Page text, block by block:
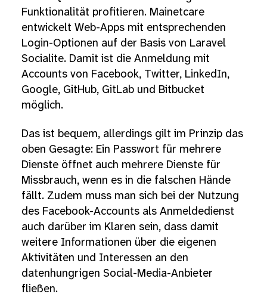
Funktionalität profitieren. Mainetcare
entwickelt Web-Apps mit entsprechenden
Login-Optionen auf der Basis von Laravel
Socialite. Damit ist die Anmeldung mit
Accounts von Facebook, Twitter, LinkedIn,
Google, GitHub, GitLab und Bitbucket
möglich.
Das ist bequem, allerdings gilt im Prinzip das
oben Gesagte: Ein Passwort für mehrere
Dienste öffnet auch mehrere Dienste für
Missbrauch, wenn es in die falschen Hände
fällt. Zudem muss man sich bei der Nutzung
des Facebook-Accounts als Anmeldedienst
auch darüber im Klaren sein, dass damit
weitere Informationen über die eigenen
Aktivitäten und Interessen an den
datenhungrigen Social-Media-Anbieter
fließen.